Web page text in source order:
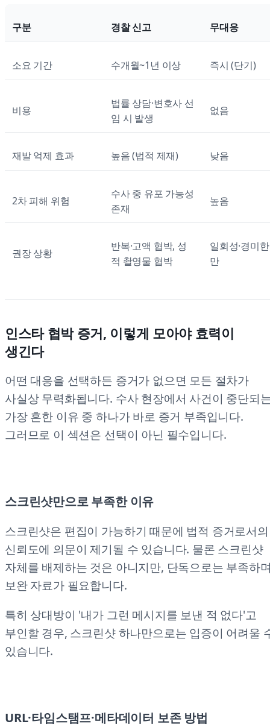
구분 경찰 신고 무대응
소요 기간 수개월~1년 이상 즉시 (단기)
비용
법률 상담·변호사 선
임 시 발생
없음
재발 억제 효과 높음 (법적 제재) 낮음
2차 피해 위험
수사 중 유포 가능성
존재
높음
권장 상황
반복·고액 협박, 성
적 촬영물 협박
일회성·경미
만
인스타 협박 증거, 이렇게 모아야 효력이
생긴다
어떤 대응을 선택하든 증거가 없으면 모든 절차가
사실상 무력화됩니다. 수사 현장에서 사건이 중단되
가장 흔한 이유 중 하나가 바로 증거 부족입니다.
그러므로 이 섹션은 선택이 아닌 필수입니다.
스크린샷만으로 부족한 이유
스크린샷은 편집이 가능하기 때문에 법적 증거로서의
신뢰도에 의문이 제기될 수 있습니다. 물론 스크린샷
자체를 배제하는 것은 아니지만, 단독으로는 부족하
보완 자료가 필요합니다.
특히 상대방이 '내가 그런 메시지를 보낸 적 없다'고
부인할 경우, 스크린샷 하나만으로는 입증이 어려울
있습니다.
URL·타임스탬프·메타데이터 보존 방법